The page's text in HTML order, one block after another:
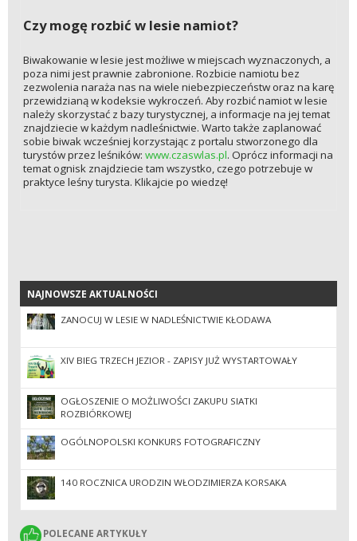
Czy mogę rozbić w lesie namiot?
Biwakowanie w lesie jest możliwe w miejscach wyznaczonych, a
poza nimi jest prawnie zabronione. Rozbicie namiotu bez
zezwolenia naraża nas na wiele niebezpieczeństw oraz na karę
przewidzianą w kodeksie wykroczeń. Aby rozbić namiot w lesie
należy skorzystać z bazy turystycznej, a informacje na jej temat
znajdziecie w każdym nadleśnictwie. Warto także zaplanować
sobie biwak wcześniej korzystając z portalu stworzonego dla
turystów przez leśników: www.czaswlas.pl. Oprócz informacji na
temat ognisk znajdziecie tam wszystko, czego potrzebuje w
praktyce leśny turysta. Klikajcie po wiedzę!
NAJNOWSZE AKTUALNOŚCI
NAJNOWSZE AKTUALNOŚCI
ZANOCUJ W LESIE W NADLEŚNICTWIE KŁODAWA
XIV BIEG TRZECH JEZIOR - ZAPISY JUŻ WYSTARTOWAŁY
OGŁOSZENIE O MOŻLIWOŚCI ZAKUPU SIATKI
ROZBIÓRKOWEJ
OGÓLNOPOLSKI KONKURS FOTOGRAFICZNY
140 ROCZNICA URODZIN WŁODZIMIERZA KORSAKA
POLECANE ARTYKUŁY
POLECANE ARTYKUŁY